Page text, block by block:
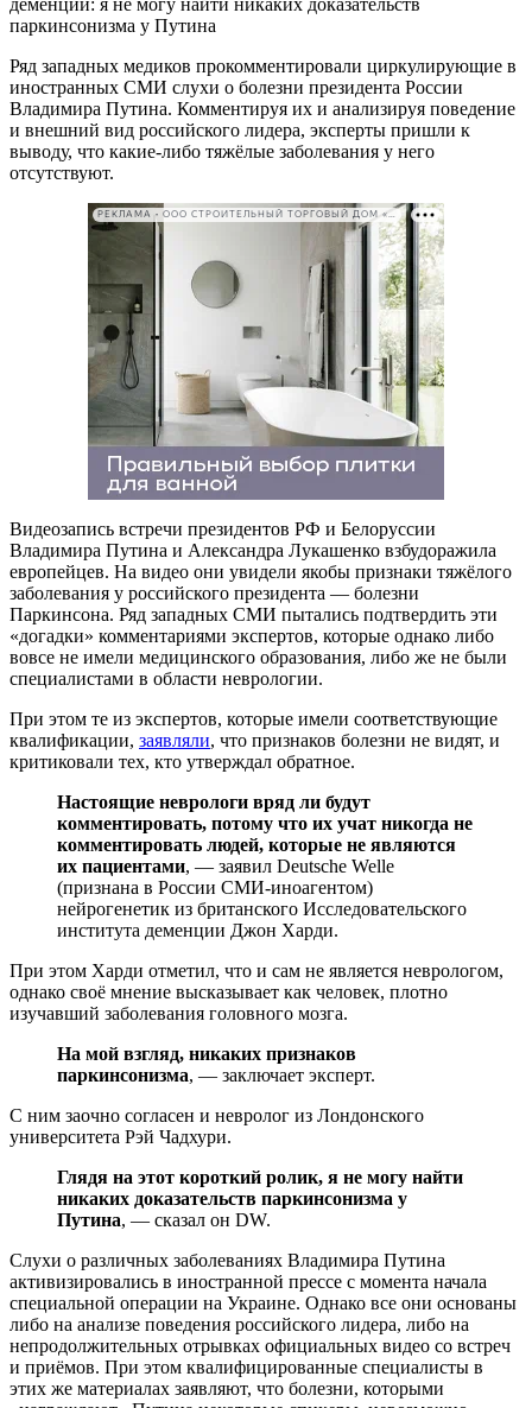
паркинсонизма у Путина
Ряд западных медиков прокомментировали циркулирующие в
иностранных СМИ слухи о болезни президента России
Владимира Путина. Комментируя их и анализируя поведение
и внешний вид российского лидера, эксперты пришли к
выводу, что какие-либо тяжёлые заболевания у него
отсутствуют.
РЕКЛАМА • ООО СТРОИТЕЛЬНЫЙ ТОРГОВЫЙ ДОМ «ПЕТРОВИЧ». ИНН: 7802348846
Видеозапись встречи президентов РФ и Белоруссии
Владимира Путина и Александра Лукашенко взбудоражила
европейцев. На видео они увидели якобы признаки тяжёлого
заболевания у российского президента — болезни
Паркинсона. Ряд западных СМИ пытались подтвердить эти
«догадки» комментариями экспертов, которые однако либо
вовсе не имели медицинского образования, либо же не были
специалистами в области неврологии.
При этом те из экспертов, которые имели соответствующие
квалификации, заявляли, что признаков болезни не видят, и
критиковали тех, кто утверждал обратное.
Настоящие неврологи вряд ли будут
комментировать, потому что их учат никогда не
комментировать людей, которые не являются
их пациентами, — заявил Deutsche Welle
(признана в России СМИ-иноагентом)
нейрогенетик из британского Исследовательского
института деменции Джон Харди.
При этом Харди отметил, что и сам не является неврологом,
однако своё мнение высказывает как человек, плотно
изучавший заболевания головного мозга.
На мой взгляд, никаких признаков
паркинсонизма, — заключает эксперт.
С ним заочно согласен и невролог из Лондонского
университета Рэй Чадхури.
Глядя на этот короткий ролик, я не могу найти
никаких доказательств паркинсонизма у
Путина, — сказал он DW.
Слухи о различных заболеваниях Владимира Путина
активизировались в иностранной прессе с момента начала
специальной операции на Украине. Однако все они основаны
либо на анализе поведения российского лидера, либо на
непродолжительных отрывках официальных видео со встреч
и приёмов. При этом квалифицированные специалисты в
этих же материалах заявляют, что болезни, которыми